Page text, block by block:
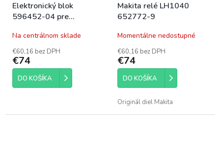
Elektronický blok
596452-04 pre
Na centrálnom sklade
€60,16 bez DPH
€74
DO KOŠÍKA
Makita relé LH1040
652772-9
Momentálne nedostupné
€60,16 bez DPH
€74
DO KOŠÍKA
Originál diel Makita